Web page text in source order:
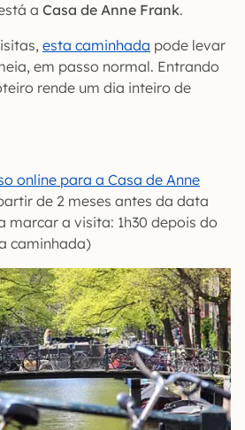
a Casa de Anne Frank.
esta caminhada pode levar
em passo normal. Entrando
rende um dia inteiro de
online para a Casa de Anne
de 2 meses antes da data
marcar a visita: 1h30 depois do
caminhada)